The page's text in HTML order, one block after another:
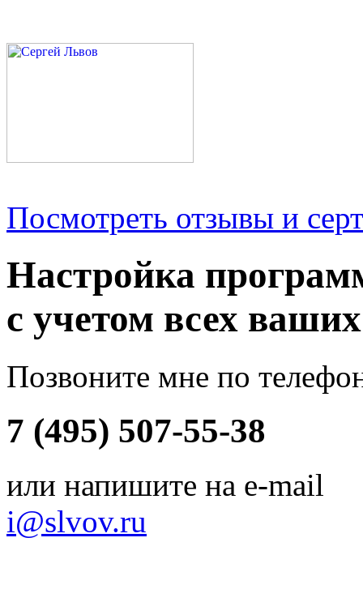
Посмотреть отзывы и
Настройка
с учетом всех
Позвоните мне по
7 (495) 507-55-38
или напишите на e-mail
i@slvov.ru